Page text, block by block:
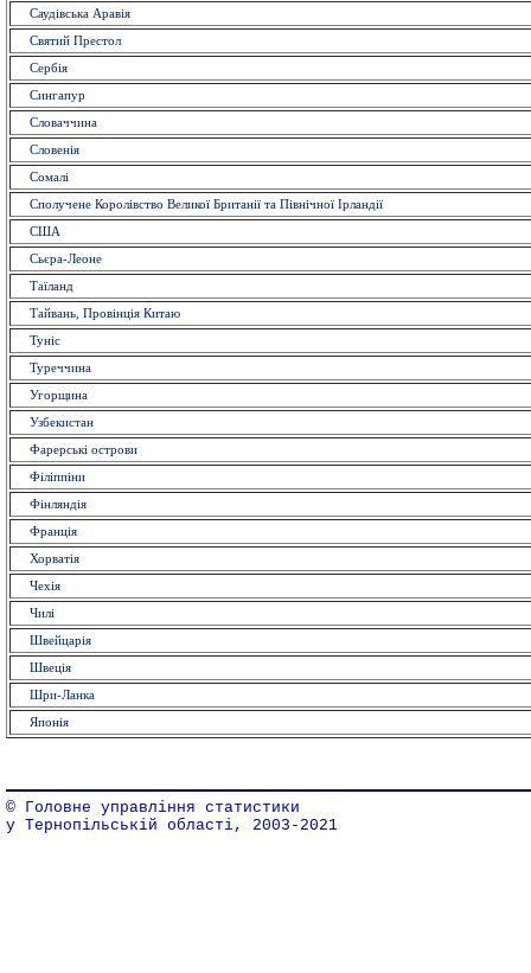
Саудівська Аравія
Святий Престол
Сербія
Сингапур
Словаччина
Словенія
Сомалі
Сполучене Королівство Великої Британії та Північної Ірландії
США
Сьєра-Леоне
Таїланд
Тайвань, Провінція Китаю
Туніс
Туреччина
Угорщина
Узбекистан
Фарерські острови
Філіппіни
Фінляндія
Франція
Хорватія
Чехія
Чилі
Швейцарія
Швеція
Шри-Ланка
Японія
© Головне управління статистики
у Тернопільській області, 2003-2021